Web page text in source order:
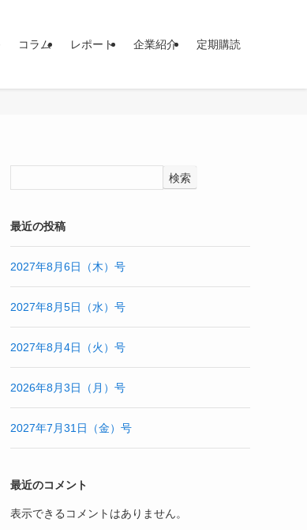
コラム レポート 企業紹介 定期購読
検索
最近の投稿
2027年8月6日（木）号
2027年8月5日（水）号
2027年8月4日（火）号
2026年8月3日（月）号
2027年7月31日（金）号
最近のコメント
表示できるコメントはありません。